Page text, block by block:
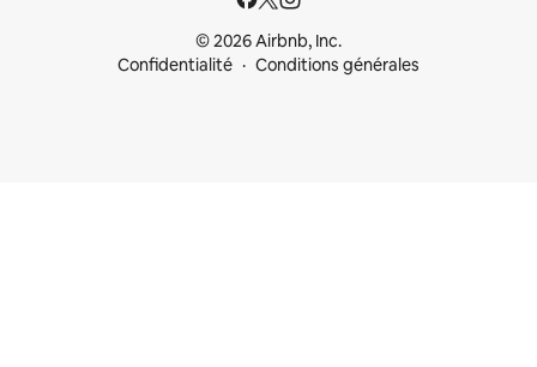
© 2026 Airbnb, Inc.
Confidentialité
Conditions générales